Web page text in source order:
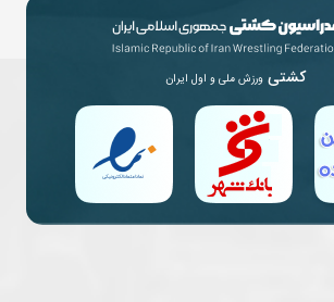
کشتی ورزش ملی و اول ایران